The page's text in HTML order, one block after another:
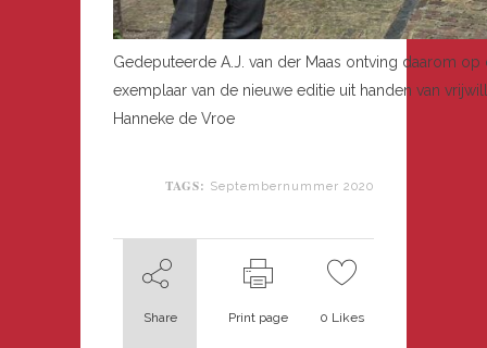
Gedeputeerde A.J. van der Maas ontving daarom
exemplaar van de nieuwe editie uit handen van
Hanneke de Vroe
TAGS: Septembernummer 2020
Share Print page 0 Likes